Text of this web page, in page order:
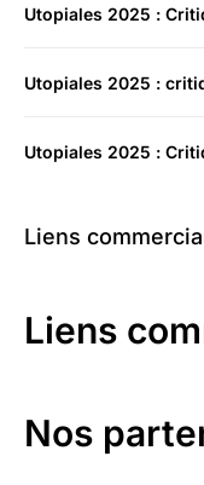
Utopiales 2025 :
Utopiales 2025 :
Utopiales 2025 :
Liens
Liens
Nos